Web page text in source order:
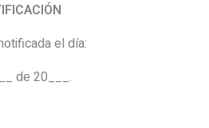
el día:
de 20___.